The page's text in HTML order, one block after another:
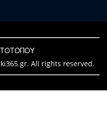
All rights reserved.